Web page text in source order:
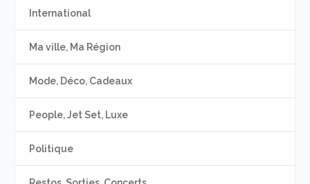
International
Ma ville, Ma Région
Mode, Déco, Cadeaux
People, Jet Set, Luxe
Politique